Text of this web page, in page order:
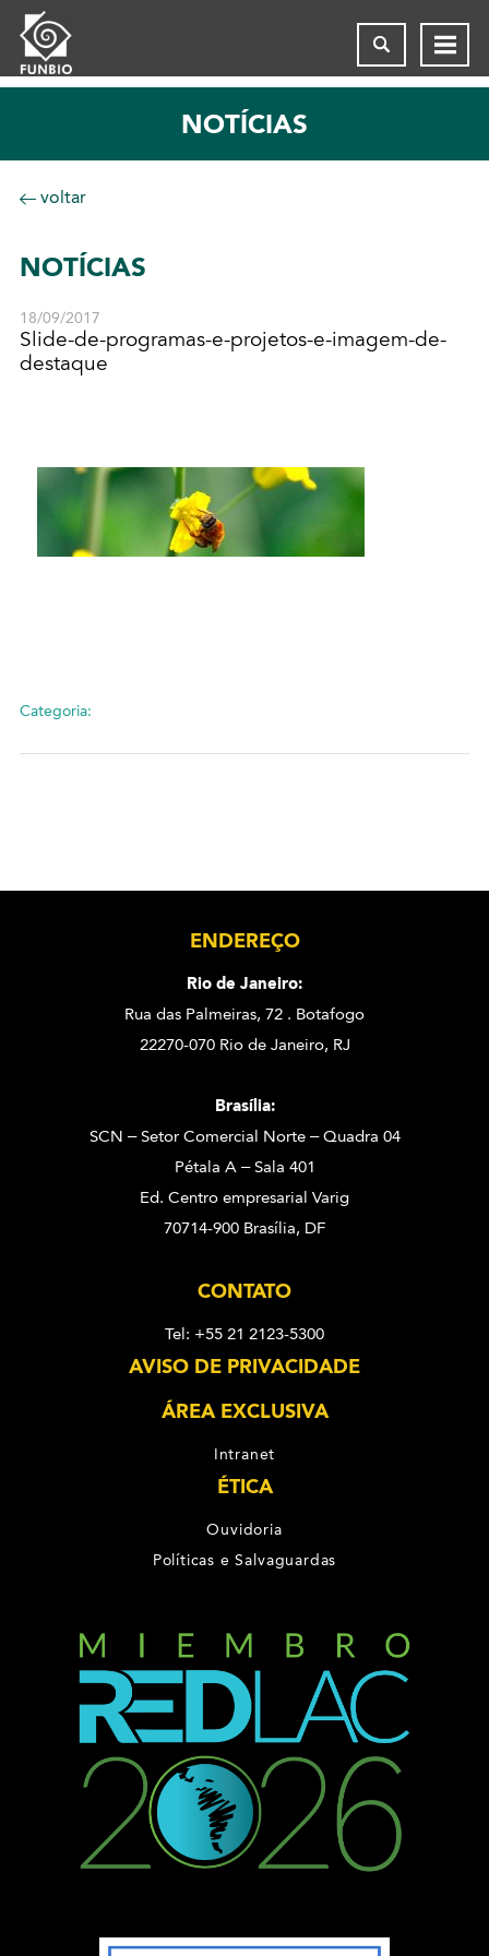
NOTÍCIAS
voltar
NOTÍCIAS
18/09/2017
Slide-de-programas-e-projetos-e-imagem-de-
destaque
Categoria:
ENDEREÇO
Rio de Janeiro:
Rua das Palmeiras, 72 . Botafogo
22270-070 Rio de Janeiro, RJ
Brasília:
SCN – Setor Comercial Norte – Quadra 04
Pétala A – Sala 401
Ed. Centro empresarial Varig
70714-900 Brasília, DF
CONTATO
Tel: +55 21 2123-5300
AVISO DE PRIVACIDADE
ÁREA EXCLUSIVA
Intranet
ÉTICA
Ouvidoria
Políticas e Salvaguardas